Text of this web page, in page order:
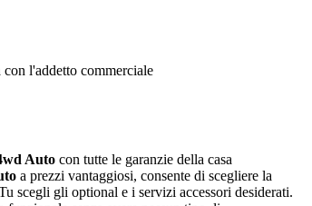
l'addetto commerciale
Auto con tutte le garanzie della casa
a prezzi vantaggiosi, consente di scegliere la
scegli gli optional e i servizi accessori desiderati.